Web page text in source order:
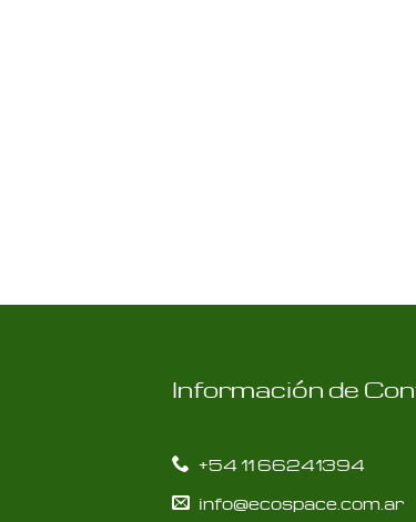
Información de
+54 11 66241394
info@ecospace.com.ar